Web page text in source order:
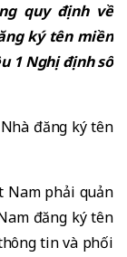
quy định về
ký tên miền
1 Nghị định số
đăng ký tên
Nam phải quản
đăng ký tên
tin và phối